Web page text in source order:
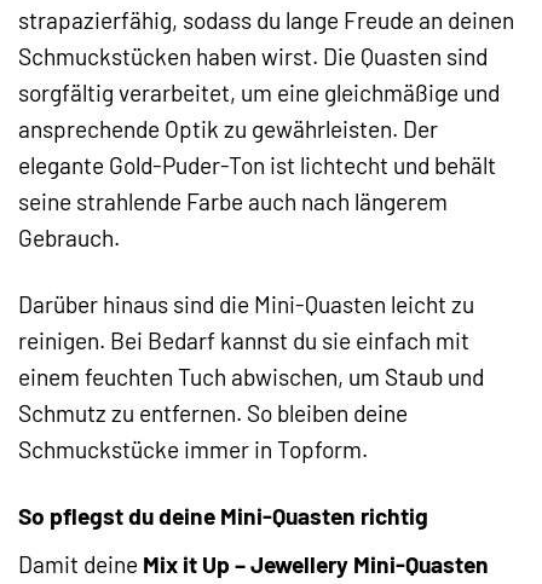
strapazierfähig, sodass du lange Freude an deinen
Schmuckstücken haben wirst. Die Quasten sind
sorgfältig verarbeitet, um eine gleichmäßige und
ansprechende Optik zu gewährleisten. Der
elegante Gold-Puder-Ton ist lichtecht und behält
seine strahlende Farbe auch nach längerem
Gebrauch.
Darüber hinaus sind die Mini-Quasten leicht zu
reinigen. Bei Bedarf kannst du sie einfach mit
einem feuchten Tuch abwischen, um Staub und
Schmutz zu entfernen. So bleiben deine
Schmuckstücke immer in Topform.
So pflegst du deine Mini-Quasten richtig
Damit deine Mix it Up – Jewellery Mini-Quasten